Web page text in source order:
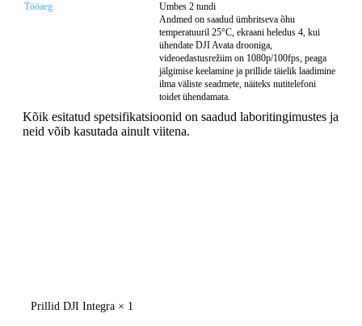
Tööaeg
Umbes 2 tundi
Andmed on saadud ümbritseva õhu
temperatuuril 25°C, ekraani heledus 4, kui
ühendate DJI Avata drooniga,
videoedastusrežiim on 1080p/100fps, peaga
jälgimise keelamine ja prillide täielik laadimine
ilma väliste seadmete, näiteks nutitelefoni
toidet ühendamata.
Kõik esitatud spetsifikatsioonid on saadud laboritingimustes ja
neid võib kasutada ainult viitena.
Prillid DJI Integra × 1